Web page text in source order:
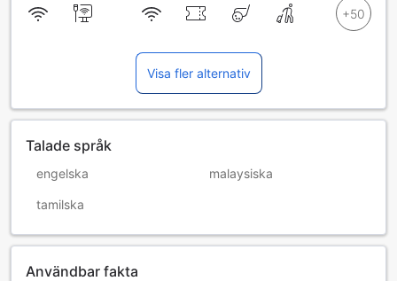
Visa fler alternativ
Talade språk
engelska malaysiska
tamilska
Användbar fakta